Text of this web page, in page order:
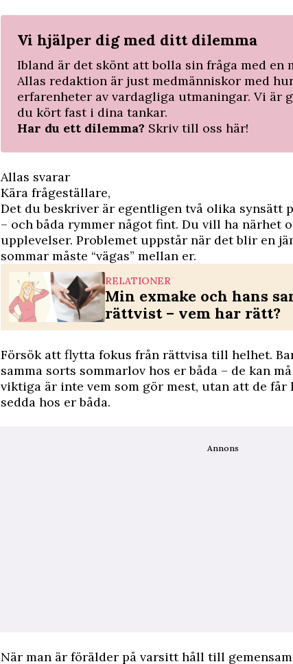
Vi hjälper dig med ditt dilemma
Ibland är det skönt att bolla sin fråga med en
Allas redaktion är just medmänniskor med
erfarenheter av vardagliga utmaningar. Vi är
du kört fast i dina tankar.
Har du ett dilemma? Skriv till oss här!
Allas svarar
Kära frågeställare,
Det du beskriver är egentligen två olika synsätt
– och båda rymmer något fint. Du vill ha närhet
upplevelser. Problemet uppstår när det blir en
sommar måste “vägas” mellan er.
RELATIONER
Min exmake och hans
rättvist – vem har rätt?
Försök att flytta fokus från rättvisa till helhet.
samma sorts sommarlov hos er båda – de kan
viktiga är inte vem som gör mest, utan att de får
sedda hos er båda.
Annons
När man är förälder på varsitt håll till